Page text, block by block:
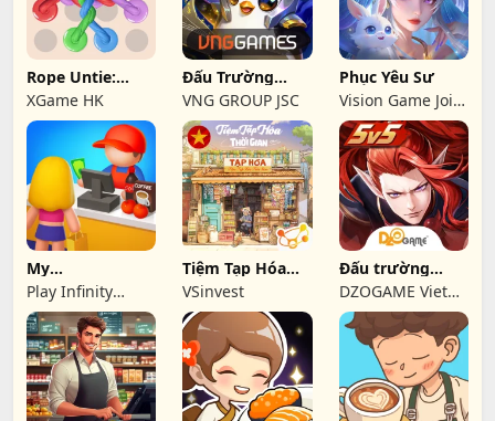
Rope Untie:
Tangle Master
XGame HK
Đấu Trường
Chân Lý
VNG GROUP JSC
Phục Yêu Sư
Vision Game Joint
Stock Company
My
Supermarket!
Play Infinity
Co.,Ltd,
Tiệm Tạp Hóa
Thời Gian - VSI
VSinvest
Đấu trường
Onmyoji
DZOGAME Viet
Nam